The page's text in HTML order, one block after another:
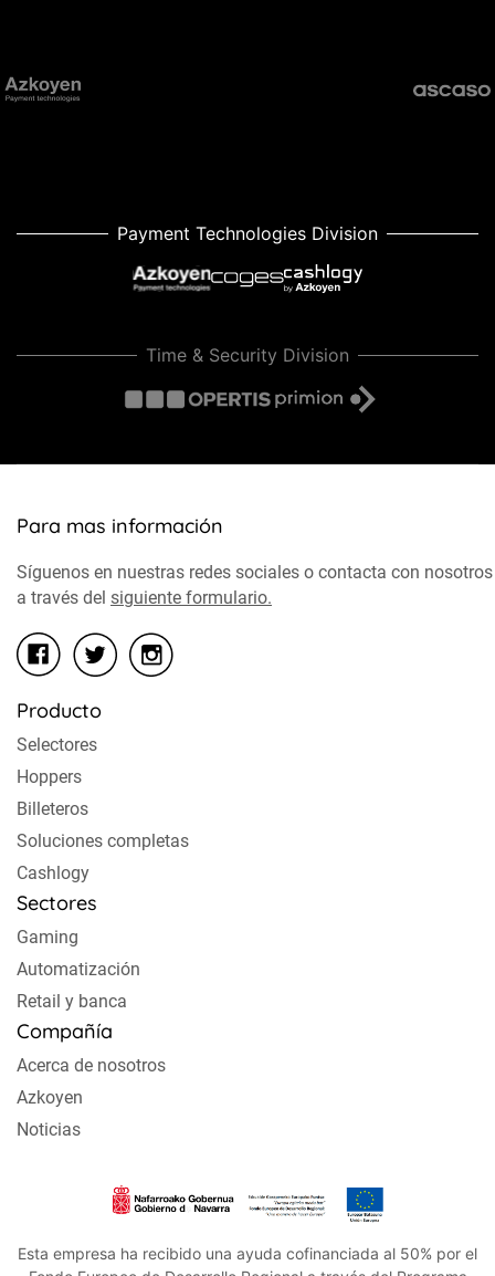
Payment Technologies Division
Time & Security Division
Para mas información
Síguenos en nuestras redes sociales o contacta con nosotros
a través del siguiente formulario.
Producto
Selectores
Hoppers
Billeteros
Soluciones completas
Cashlogy
Sectores
Gaming
Automatización
Retail y banca
Compañía
Acerca de nosotros
Azkoyen
Noticias
Esta empresa ha recibido una ayuda cofinanciada al 50% por el